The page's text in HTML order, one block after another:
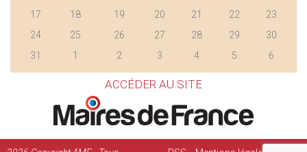
17
18 19 20 21 22
23
24
25 26 27 28 29
30
31
1 2 3 4 5 6
ACCÉDER AU SITE